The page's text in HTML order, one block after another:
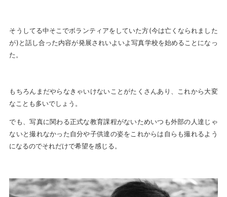
そうしてる中そこでボランティアをしていた方(今は亡くなられました
が)と話し合った内容が発展されいよいよ写真学校を始めることになっ
た。
もちろんまだやらなきゃいけないことがたくさんあり、これから大変
なことも多いでしょう。
でも、写真に関わる正式な教育課程がないためいつも外部の人達じゃ
ないと撮れなかった自分や子供達の姿をこれからは自らも撮れるよう
になるのでそれだけで希望を感じる。